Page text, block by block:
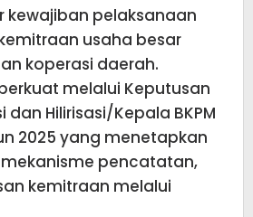
kewajiban pelaksanaan
usaha besar
koperasi daerah.
melalui Keputusan
dan Hilirisasi/Kepala BKPM
2025 yang menetapkan
pencatatan,
kemitraan melalui